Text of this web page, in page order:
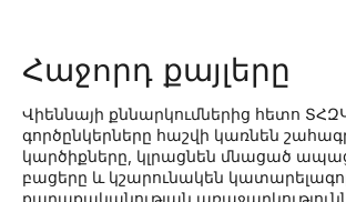
Հաջորդ քայլերը
Վիեննայի քննարկումներից հետո
գործընկերները հաշվի կառնեն
կարծիքները, կլրացնեն մնացած
բացերը և կշարունակեն
քաղաքականության